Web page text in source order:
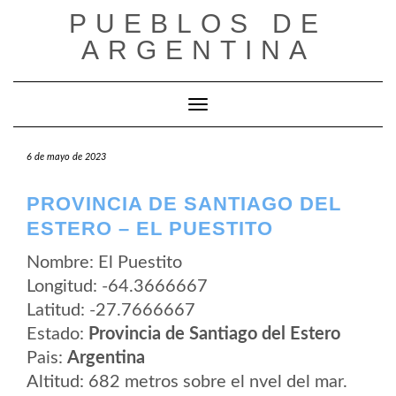
PUEBLOS DE
ARGENTINA
Cambiar modo de navegación
6 de mayo de 2023
PROVINCIA DE SANTIAGO DEL
ESTERO – EL PUESTITO
Nombre: El Puestito
Longitud: -64.3666667
Latitud: -27.7666667
Estado: Provincia de Santiago del Estero
Pais: Argentina
Altitud: 682 metros sobre el nvel del mar.